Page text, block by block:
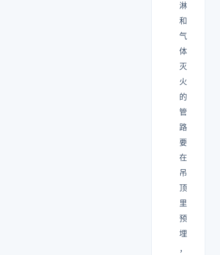
淋
和
气
体
灭
火
的
管
路
要
在
吊
顶
里
预
埋
，